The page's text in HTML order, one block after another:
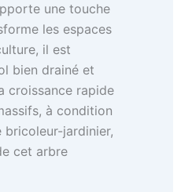
une touche
les espaces
il est
bien drainé et
croissance rapide
à condition
bricoleur-jardinier,
cet arbre